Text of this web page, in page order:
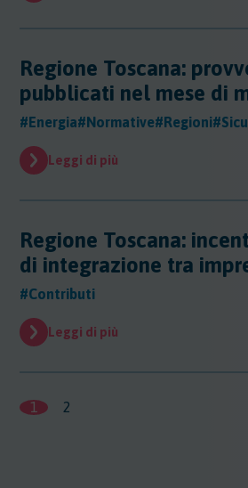
Regione Toscana:
pubblicati nel mese di
#Energia#Normative#Regioni
Leggi di più
Regione Toscana:
di integrazione tra
#Contributi
Leggi di più
1 2